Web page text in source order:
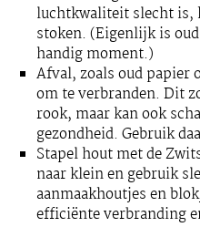
luchtkwaliteit slecht is,
stoken. (Eigenlijk is
handig moment.)
Afval, zoals oud papier
om te verbranden. Dit
rook, maar kan ook
gezondheid. Gebruik
Stapel hout met de
naar klein en gebruik
aanmaakhoutjes en
efficiënte verbranding